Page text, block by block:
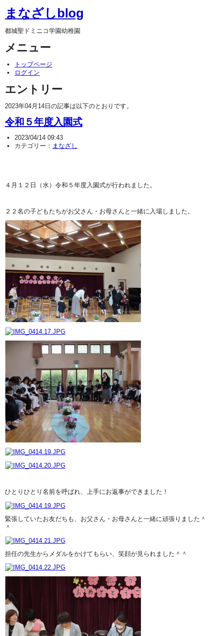
まなざしblog
都城聖ドミニコ学園幼稚園
メニュー
トップページ
ログイン
エントリー
2023年04月14日の記事は以下のとおりです。
令和５年度入園式
2023/04/14 09:43
カテゴリー： まなざし
４月１２日（水）令和５年度入園式が行われました。
２２名の子どもたちがお父さん・お母さんと一緒に入場しました。
ひとりひとり名前を呼ばれ、上手にお返事ができました！
緊張していたお友だちも、お父さん・お母さんと一緒に頑張りました＾
＾
担任の先生からメダルをかけてもらい、笑顔が見られました＾＾